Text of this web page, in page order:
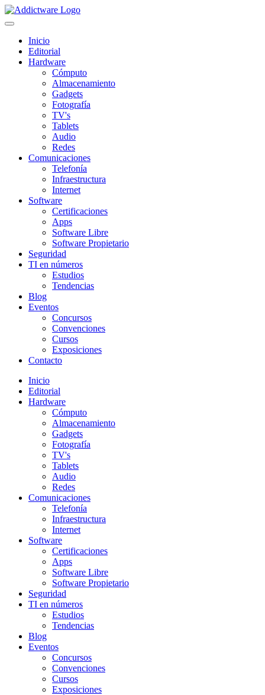
Inicio
Editorial
Hardware
Cómputo
Almacenamiento
Gadgets
Fotografía
TV's
Tablets
Audio
Redes
Comunicaciones
Telefonía
Infraestructura
Internet
Software
Certificaciones
Apps
Software Libre
Software Propietario
Seguridad
TI en números
Estudios
Tendencias
Blog
Eventos
Concursos
Convenciones
Cursos
Exposiciones
Contacto
Inicio
Editorial
Hardware
Cómputo
Almacenamiento
Gadgets
Fotografía
TV's
Tablets
Audio
Redes
Comunicaciones
Telefonía
Infraestructura
Internet
Software
Certificaciones
Apps
Software Libre
Software Propietario
Seguridad
TI en números
Estudios
Tendencias
Blog
Eventos
Concursos
Convenciones
Cursos
Exposiciones